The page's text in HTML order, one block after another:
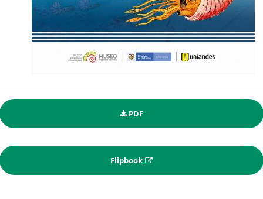
PDF
Flipbook